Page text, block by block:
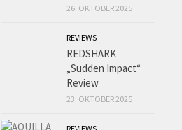
26. OKTOBER 2025
REVIEWS
REDSHARK
„Sudden Impact“
Review
23. OKTOBER 2025